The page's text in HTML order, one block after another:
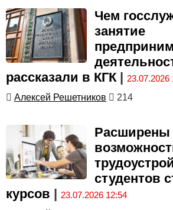
Чем
занятие
рассказали в КГК|
23.07.2026
Алексей Решетников
214
Расширены
студентов
курсов
23.07.2026 12:54